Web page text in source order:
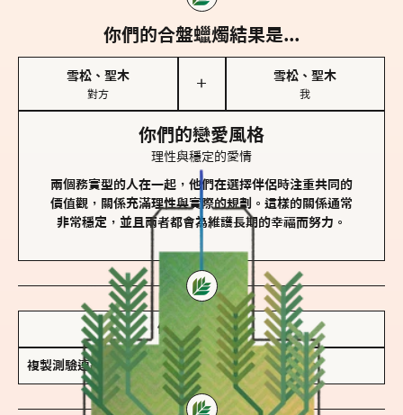
你們的合盤蠟燭結果是...
雪松、聖木
對方
＋
雪松、聖木
我
你們的戀愛風格
理性與穩定的愛情
兩個務實型的人在一起，他們在選擇伴侶時注重共同的
價值觀，關係充滿理性與實際的規劃。這樣的關係通常
非常穩定，並且兩者都會為維護長期的幸福而努力。
儲存我的結果圖
複製測驗連結 查看香氛類型全解析 >>>